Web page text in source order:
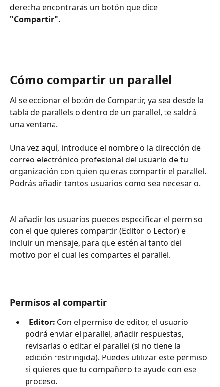
derecha encontrarás un botón que dice
"Compartir".
Cómo compartir un parallel
Al seleccionar el botón de Compartir, ya sea desde la
tabla de parallels o dentro de un parallel, te saldrá
una ventana.
Una vez aquí, introduce el nombre o la dirección de
correo electrónico profesional del usuario de tu
organización con quien quieras compartir el parallel.
Podrás añadir tantos usuarios como sea necesario.
Al añadir los usuarios puedes especificar el permiso
con el que quieres compartir (Editor o Lector) e
incluir un mensaje, para que estén al tanto del
motivo por el cual les compartes el parallel.
Permisos al compartir
Editor: Con el permiso de editor, el usuario
podrá enviar el parallel, añadir respuestas,
revisarlas o editar el parallel (si no tiene la
edición restringida). Puedes utilizar este permiso
si quieres que tu compañero te ayude con ese
proceso.